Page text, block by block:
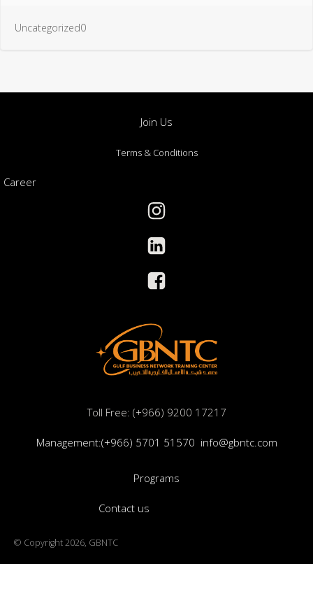
Uncategorized0
Toll Free: (+966) 9200 17217
Management:(+966) 5701 51570 info@gbntc.com
Programs
Contact us
Join Us
Terms & Conditions
Career
© Copyright 2026, GBNTC